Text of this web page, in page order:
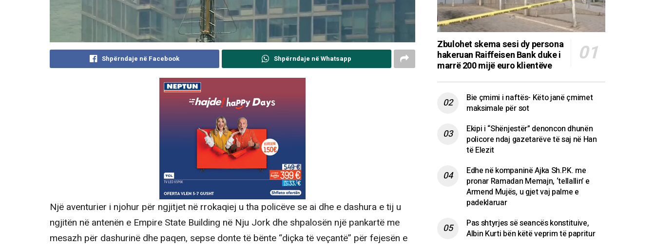
Shpërndaje në Facebook Shpërndaje në Whatsapp
Një aventurier i njohur për ngjitjet në rrokaqiej u tha policëve se ai dhe e dashura e tij u
ngjitën në antenën e Empire State Building në Nju Jork dhe shpalosën një pankartë me
mesazh për dashurinë dhe paqen, sepse donte të bënte “diçka të veçantë” për fejesën e
Zbulohet skema sesi dy persona
hakeruan Raiffeisen Bank duke i
marrë 200 mijë euro klientëve
Bie çmimi i naftës- Këto janë çmimet
maksimale për sot
Ekipi i “Shënjestër” denoncon dhunën
policore ndaj gazetarëve të saj në Han
të Elezit
Edhe në kompaninë Ajka Sh.P.K. me
pronar Ramadan Memajn, ‘tellallin’ e
Armend Mujës, u gjet vaj palme e
padeklaruar
Pas shtyrjes së seancës konstituive,
Albin Kurti bën këtë veprim të papritur